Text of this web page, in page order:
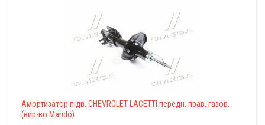
Амортизатор підв. CHEVROLET LACETTI передн. прав. газов.
(вир-во Mando)